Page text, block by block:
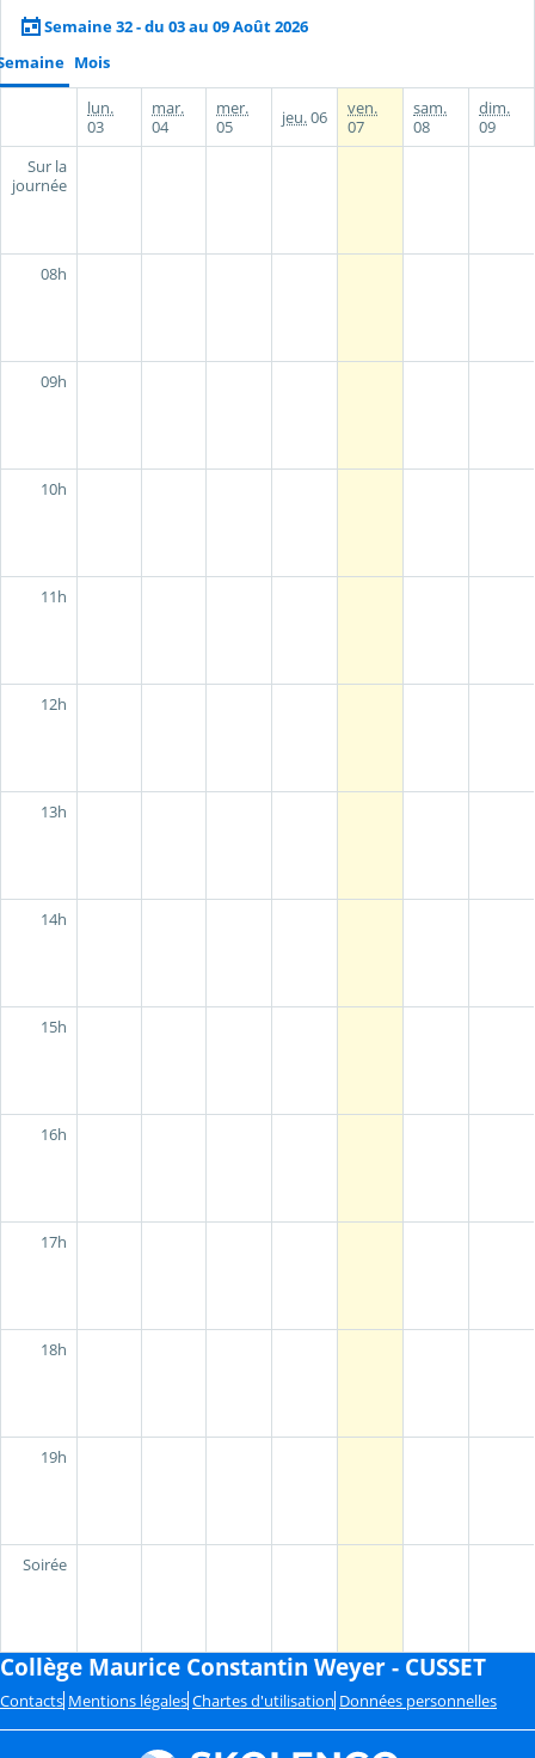
Semaine 32 - du 03 au 09 Août 2026
Mois
lun.
03
mar.
04
mer.
05
jeu.06
ven.
07
sam.
08
dim.
09
Sur la
journée
08h
09h
10h
11h
12h
13h
14h
15h
16h
17h
18h
19h
Soirée
Collège Maurice Constantin Weyer - CUSSET
Contacts Mentions légales Chartes d'utilisation Données personnelles